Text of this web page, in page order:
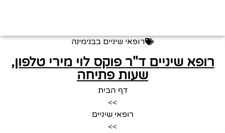
רופאי שיניים בבנימינה
רופא שיניים ד"ר פוקס לוי מירי טלפון,
שעות פתיחה
דף הבית
>>
רופאי שיניים
>>